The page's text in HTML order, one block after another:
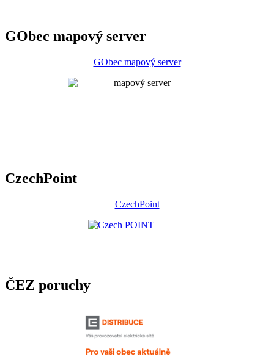
GObec mapový server
GObec mapový server
CzechPoint
CzechPoint
ČEZ poruchy